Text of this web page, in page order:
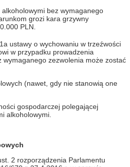
bez wymaganego
grozi kara grzywny
PLN.
ustawy o wychowaniu w trzeźwości
w przypadku prowadzenia
wymaganego zezwolenia może zostać
(nawet, gdy nie stanowią one
gospodarczej polegającej
alkoholowymi.
2 rozporządzenia Parlamentu